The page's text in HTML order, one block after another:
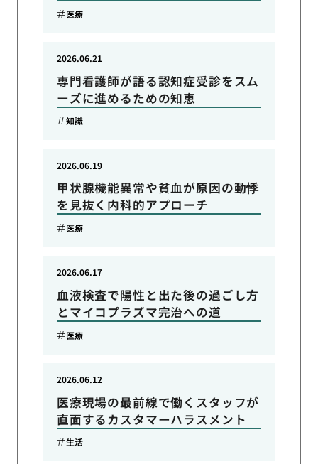
医療
専門看護師が語る認知症受診をスム
ーズに進めるための知恵
2026.06.21
知識
甲状腺機能異常や貧血が原因の動悸
を見抜く内科的アプローチ
2026.06.19
医療
血液検査で陽性と出た後の過ごし方
とマイコプラズマ完治への道
2026.06.17
医療
医療現場の最前線で働くスタッフが
直面するカスタマーハラスメント
2026.06.12
生活